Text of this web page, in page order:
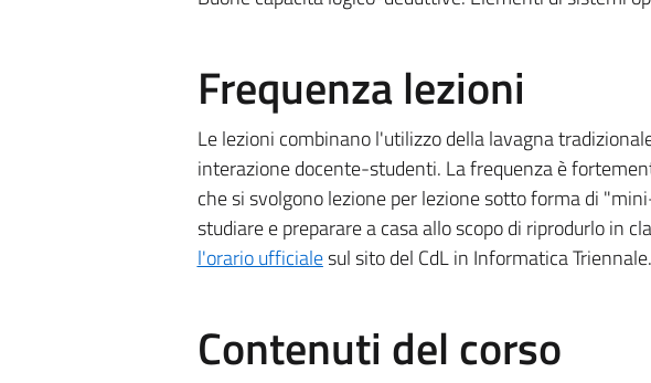
Frequenza lezioni
Le lezioni combinano l'utilizzo della lavagna
interazione docente-studenti. La frequenza è
che si svolgono lezione per lezione sotto forma di
studiare e preparare a casa allo scopo di riprodurlo in
l'orario ufficialesul sito del CdL in Informatica Triennale.
Contenuti del corso